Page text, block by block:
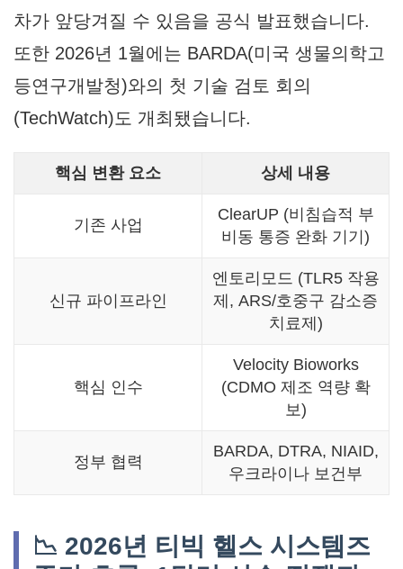
차가 앞당겨질 수 있음을 공식 발표했습니다.
또한 2026년 1월에는 BARDA(미국 생물의학고
등연구개발청)와의 첫 기술 검토 회의
(TechWatch)도 개최됐습니다.
핵심 변환 요소 상세 내용
기존 사업
ClearUP (비침습적 부
비동 통증 완화 기기)
신규 파이프라인
엔토리모드 (TLR5 작용
제, ARS/호중구 감소증
치료제)
핵심 인수
Velocity Bioworks
(CDMO 제조 역량 확
보)
정부 협력
BARDA, DTRA, NIAID,
우크라이나 보건부
📉 2026년 티빅 헬스 시스템즈